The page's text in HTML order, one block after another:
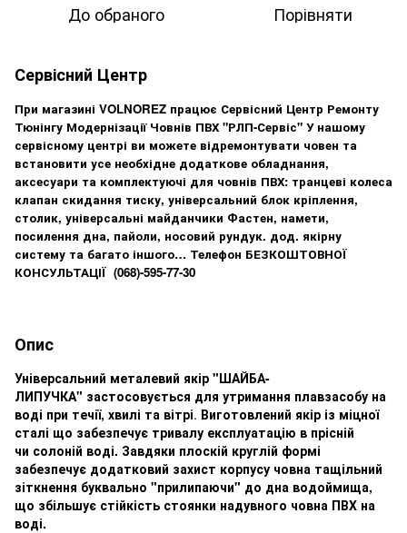
До обраного Порівняти
Сервісний Центр
При магазині VOLNOREZ працює Сервісний Центр Ремонту
Тюнінгу Модернізації Човнів ПВХ "РЛП-Сервіс" У нашому
сервісному центрі ви можете відремонтувати човен та
встановити усе необхідне додаткове обладнання,
аксесуари та комплектуючі для човнів ПВХ: транцеві колеса
клапан скидання тиску, універсальний блок кріплення,
столик, універсальні майданчики Фастен, намети,
посилення дна, пайоли, носовий рундук. дод. якірну
систему та багато іншого… Телефон БЕЗКОШТОВНОЇ
КОНСУЛЬТАЦІЇ (068)-595-77-30
Опис
Універсальний металевий якір "ШАЙБА-
ЛИПУЧКА" застосовується для утримання плавзасобу на
воді при течії, хвилі та вітрі. Виготовлений якір із міцної
сталі що забезпечує тривалу експлуатацію в прісній
чи солоній воді. Завдяки плоскій круглій формі
забезпечує додатковий захист корпусу човна тащільний
зіткнення буквально "прилипаючи" до дна водоймища,
що збільшує стійкість стоянки надувного човна ПВХ на
воді.